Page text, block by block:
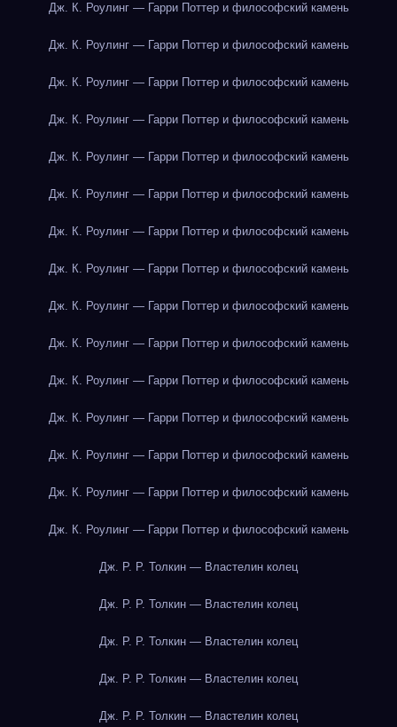
Дж. К. Роулинг — Гарри Поттер и философский камень
Дж. К. Роулинг — Гарри Поттер и философский камень
Дж. К. Роулинг — Гарри Поттер и философский камень
Дж. К. Роулинг — Гарри Поттер и философский камень
Дж. К. Роулинг — Гарри Поттер и философский камень
Дж. К. Роулинг — Гарри Поттер и философский камень
Дж. К. Роулинг — Гарри Поттер и философский камень
Дж. К. Роулинг — Гарри Поттер и философский камень
Дж. К. Роулинг — Гарри Поттер и философский камень
Дж. К. Роулинг — Гарри Поттер и философский камень
Дж. К. Роулинг — Гарри Поттер и философский камень
Дж. К. Роулинг — Гарри Поттер и философский камень
Дж. К. Роулинг — Гарри Поттер и философский камень
Дж. К. Роулинг — Гарри Поттер и философский камень
Дж. К. Роулинг — Гарри Поттер и философский камень
Дж. Р. Р. Толкин — Властелин колец
Дж. Р. Р. Толкин — Властелин колец
Дж. Р. Р. Толкин — Властелин колец
Дж. Р. Р. Толкин — Властелин колец
Дж. Р. Р. Толкин — Властелин колец